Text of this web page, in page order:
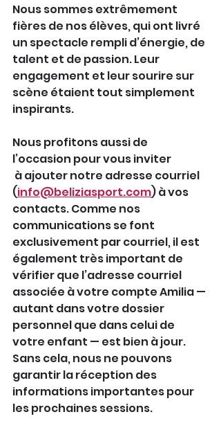
Nous sommes extrêmement
fières de nos élèves, qui ont livré
un spectacle rempli d’énergie, de
talent et de passion. Leur
engagement et leur sourire sur
scène étaient tout simplement
inspirants.
Nous profitons aussi de
l’occasion pour vous inviter
(info@beliziasport.com) à vos
contacts. Comme nos
communications se font
exclusivement par courriel, il est
également très important de
vérifier que l’adresse courriel
associée à votre compte Amilia —
autant dans votre dossier
personnel que dans celui de
votre enfant — est bien à jour.
Sans cela, nous ne pouvons
garantir la réception des
informations importantes pour
les prochaines sessions.